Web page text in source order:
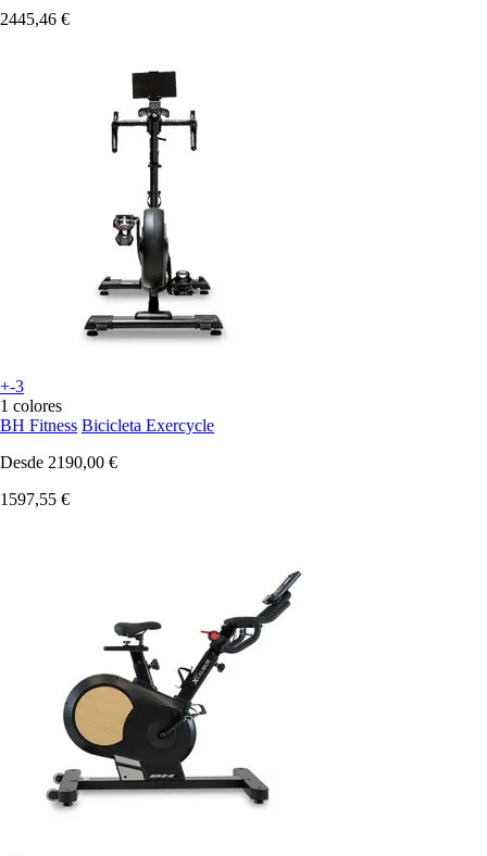
2445,46 €
+-3
1 colores
BH Fitness Bicicleta Exercycle
Desde 2190,00 €
1597,55 €